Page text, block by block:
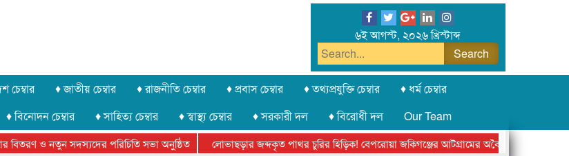
৬ই আগস্ট, ২০২৬ খ্রিস্টাব্দ
চেম্বার ♦ জাতীয় চেম্বার ♦ রাজনীতি চেম্বার ♦ প্রবাস চেম্বার ♦ তথ্যপ্রযুক্তি চেম্বার
♦ ধর্ম চেম্বার
♦ বিনোদন চেম্বার ♦ সাহিত্য চেম্বার ♦ স্বাস্থ্য চেম্বার ♦ সরকারী দল ♦ বিরোধী দল
Our Team
বিতরণ ও নতুন সদস্যদের পরিচিতি সভা অনুষ্ঠিত
লোভাছড়ার জব্দকৃত পাথর চুরির হিড়িক! বেপরোয়া জকিগঞ্জের আটগ্রামের অবৈধ ক্রাশার জোন চক্র